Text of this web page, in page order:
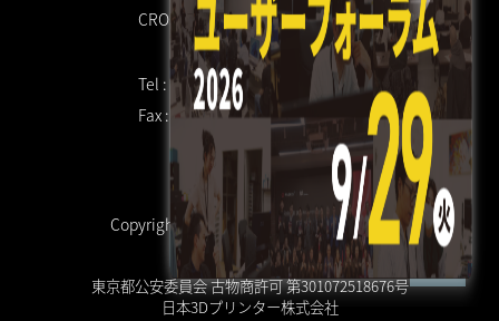
CROSS DOCK HARUMI 1F
Tel : 03 3520 8928
Fax : 03 6800 7771（共通）
Copyright © 日本3Dプリンター株式会社
東京都公安委員会 古物商許可 第301072518676号
日本3Dプリンター株式会社